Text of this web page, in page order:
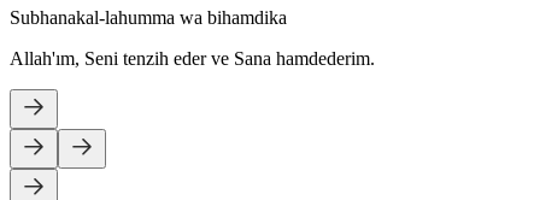
Subhanakal-lahumma wa bihamdika
Allah'ım, Seni tenzih eder ve Sana hamdederim.